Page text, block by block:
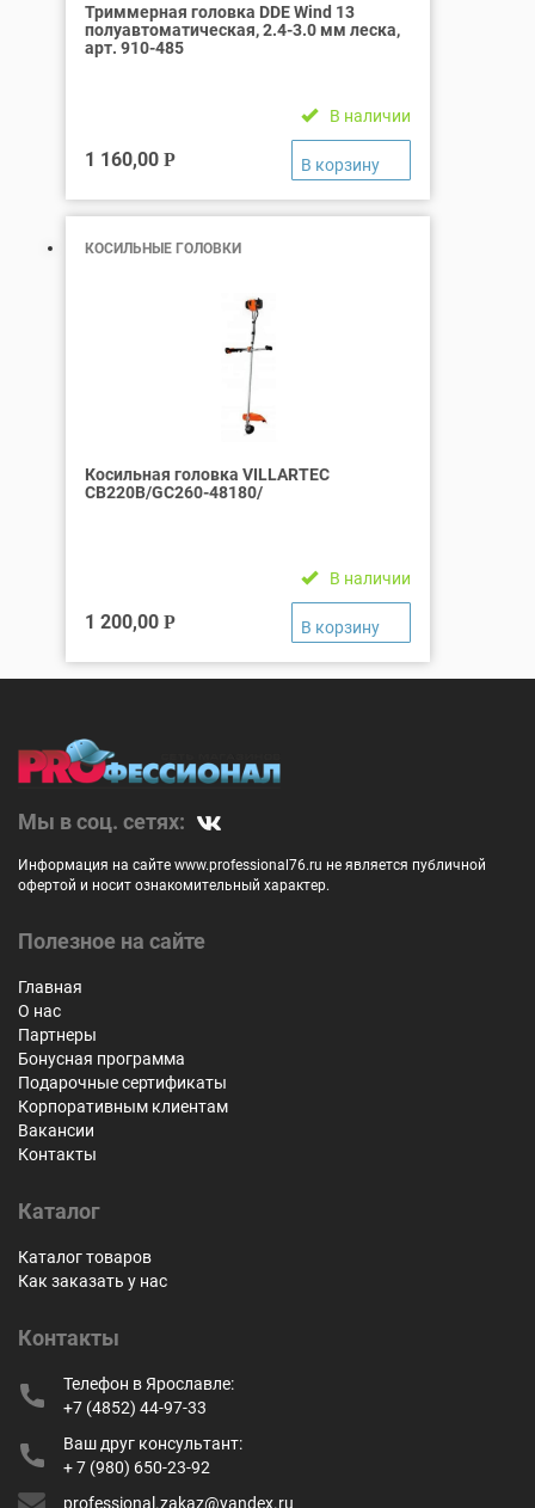
Триммерная головка DDE Wind 13
полуавтоматическая, 2.4-3.0 мм леска,
арт. 910-485
В наличии
1 160,00 Р
КОСИЛЬНЫЕ ГОЛОВКИ
Косильная головка VILLARTEC
СВ220В/GC260-48180/
В наличии
1 200,00 Р
Мы в соц. сетях:
Информация на сайте www.professional76.ru не является публичной
офертой и носит ознакомительный характер.
Полезное на сайте
Главная
О нас
Партнеры
Бонусная программа
Подарочные сертификаты
Корпоративным клиентам
Вакансии
Контакты
Каталог
Каталог товаров
Как заказать у нас
Контакты
Телефон в Ярославле:
+7 (4852) 44-97-33
Ваш друг консультант:
+ 7 (980) 650-23-92
professional.zakaz@yandex.ru